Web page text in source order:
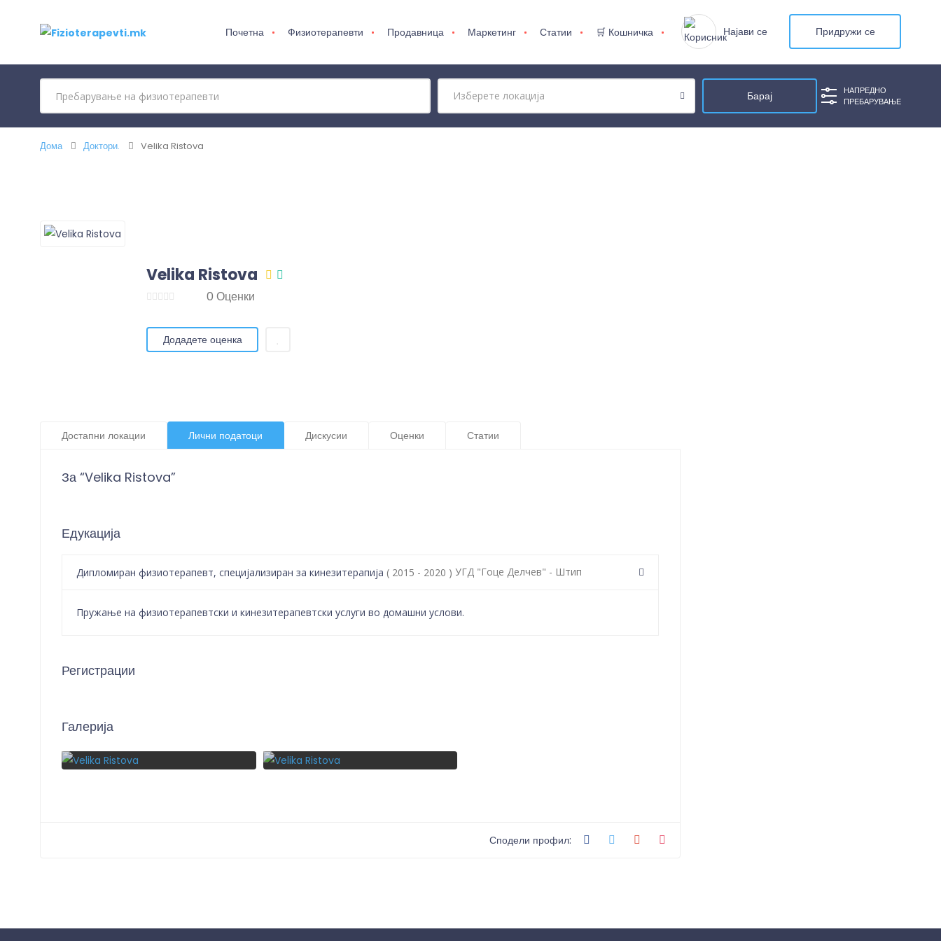
Почетна Физиотерапевти Продавница Маркетинг Статии 🛒 Кошничка Најави се Придружи се
НАПРЕДНО
ПРЕБАРУВАЊЕ
Дома Доктори. Velika Ristova
Velika Ristova
0 Оценки
Додадете оценка
Достапни локации Лични податоци Дискусии Оценки Статии
За “Velika Ristova”
Едукација
Дипломиран физиотерапевт, специјализиран за кинезитерапија ( 2015 - 2020 ) УГД "Гоце Делчев" - Штип
Пружање на физиотерапевтски и кинезитерапевтски услуги во домашни услови.
Регистрации
Галерија
Сподели профил: